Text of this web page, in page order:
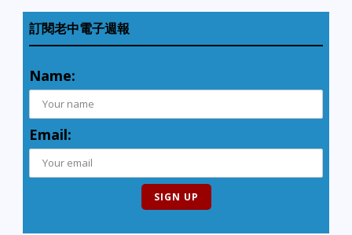
訂閱老中電子週報
Name:
Email: